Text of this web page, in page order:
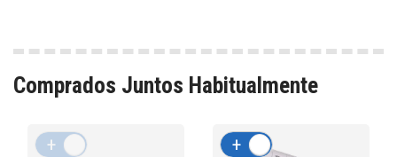
Comprados Juntos Habitualmente
+ +